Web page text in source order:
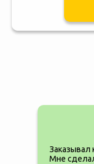
Заказывал
Мне